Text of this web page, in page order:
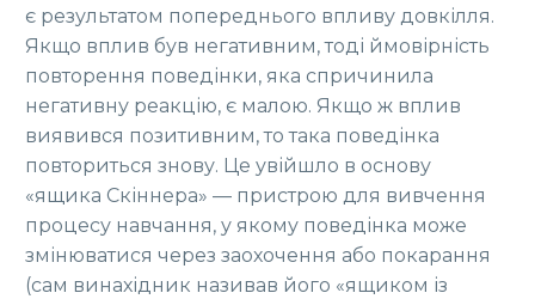
є результатом попереднього впливу довкілля.
Якщо вплив був негативним, тоді ймовірність
повторення поведінки, яка спричинила
негативну реакцію, є малою. Якщо ж вплив
виявився позитивним, то така поведінка
повториться знову. Це увійшло в основу
«ящика Скіннера» — пристрою для вивчення
процесу навчання, у якому поведінка може
змінюватися через заохочення або покарання
(сам винахідник називав його «ящиком із